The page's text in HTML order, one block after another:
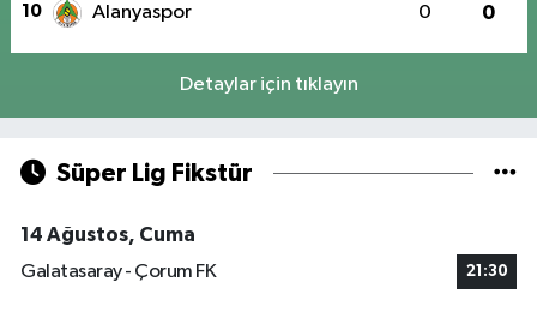
10 Alanyaspor 0 0
Detaylar için tıklayın
Süper Lig Fikstür
14 Ağustos, Cuma
Galatasaray - Çorum FK
21:30